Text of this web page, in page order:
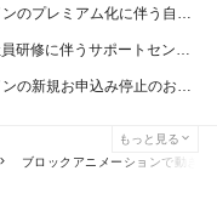
【重要】独自ドメインのプレミアム化に伴う自動更新に関するお知らせ
【重要】8/28(金) 社員研修に伴うサポートセンター休業のお知らせ
【再開】独自ドメインの新規お申込み停止のお知らせ
もっと見る
ブロックアニメーションで動きを